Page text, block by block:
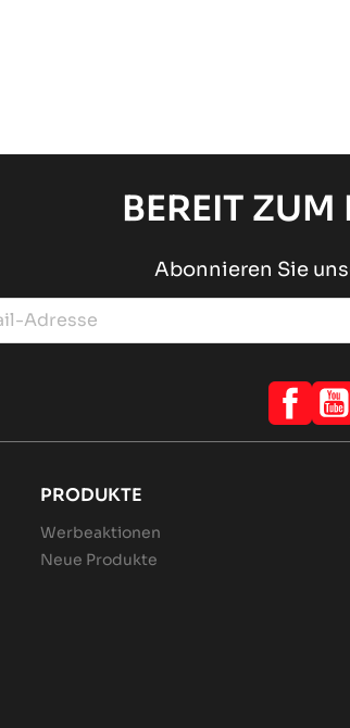
BEREIT
Abonnieren Sie
PRODUKTE
Werbeaktionen
Neue Produkte